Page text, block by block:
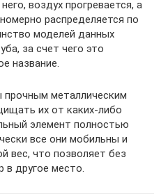
воздух прогревается, а
распределяется по
моделей данных
за счет чего это
название.
металлическим
их от каких-либо
элемент полностью
все они мобильны и
вес, что позволяет без
в другое место.